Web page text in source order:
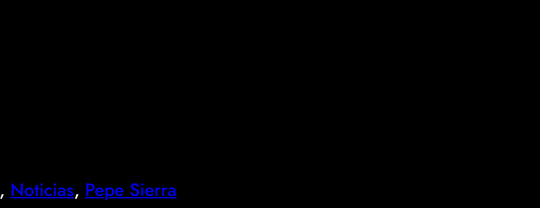
, Noticias, Pepe Sierra